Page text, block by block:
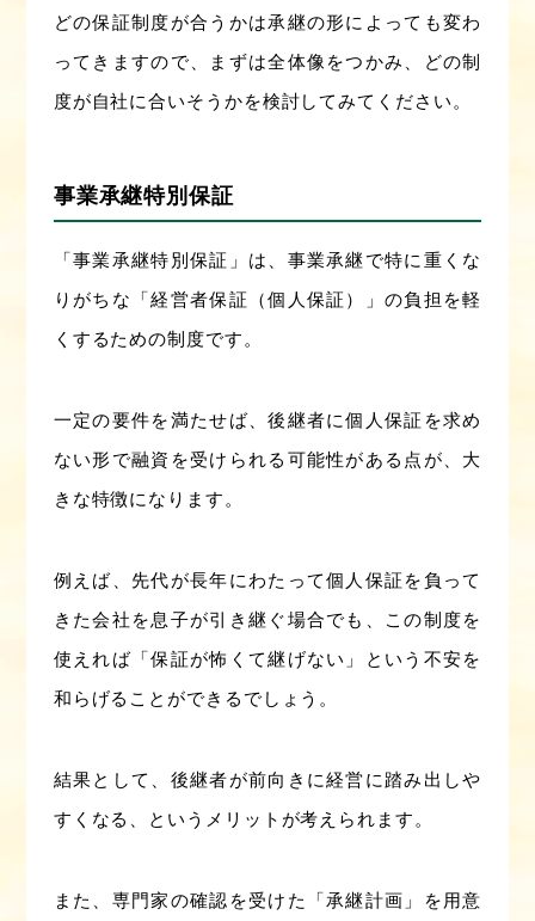
どの保証制度が合うかは承継の形によっても変わ
ってきますので、まずは全体像をつかみ、どの制
度が自社に合いそうかを検討してみてください。
事業承継特別保証
「事業承継特別保証」は、事業承継で特に重くな
りがちな「経営者保証（個人保証）」の負担を軽
くするための制度です。
一定の要件を満たせば、後継者に個人保証を求め
ない形で融資を受けられる可能性がある点が、大
きな特徴になります。
例えば、先代が長年にわたって個人保証を負って
きた会社を息子が引き継ぐ場合でも、この制度を
使えれば「保証が怖くて継げない」という不安を
和らげることができるでしょう。
結果として、後継者が前向きに経営に踏み出しや
すくなる、というメリットが考えられます。
また、専門家の確認を受けた「承継計画」を用意